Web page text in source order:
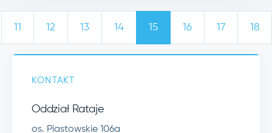
11 12 13 14 15 16 17 18
KONTAKT
Oddział Rataje
os. Piastowskie 106a